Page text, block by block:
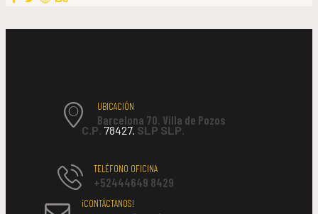
UBICACIÓN
Barcelona 70. Villa de Pozos
C.P. 78427. SLP SLP.
TELÉFONO OFICINA
+52444649 8429
¡CONTÁCTANOS!